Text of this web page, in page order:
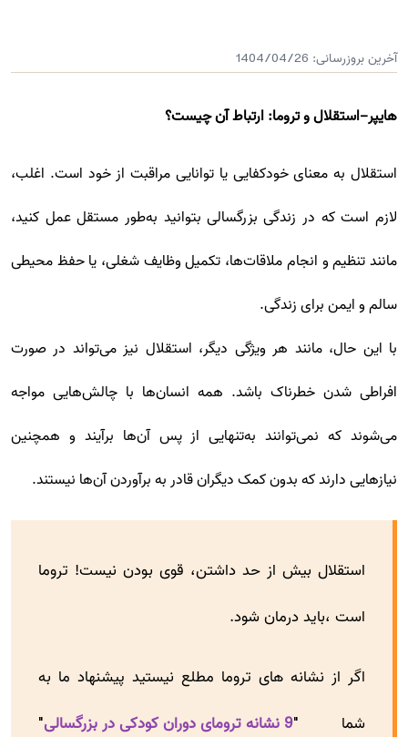
آخرین بروزرسانی: 1404/04/26
هایپر-استقلال و تروما: ارتباط آن چیست؟
استقلال به معنای خودکفایی یا توانایی مراقبت از خود است. اغلب،
لازم است که در زندگی بزرگسالی بتوانید به‌طور مستقل عمل کنید،
مانند تنظیم و انجام ملاقات‌ها، تکمیل وظایف شغلی، یا حفظ محیطی
سالم و ایمن برای زندگی.
با این حال، مانند هر ویژگی دیگر، استقلال نیز می‌تواند در صورت
افراطی شدن خطرناک باشد. همه انسان‌ها با چالش‌هایی مواجه
می‌شوند که نمی‌توانند به‌تنهایی از پس آن‌ها برآیند و همچنین
نیازهایی دارند که بدون کمک دیگران قادر به برآوردن آن‌ها نیستند.
استقلال بیش از حد داشتن، قوی بودن نیست! تروما
است ،باید درمان شود.
اگر از نشانه های تروما مطلع نیستید پیشنهاد ما به
شما "9 نشانه ترومای دوران کودکی در بزرگسالی
"